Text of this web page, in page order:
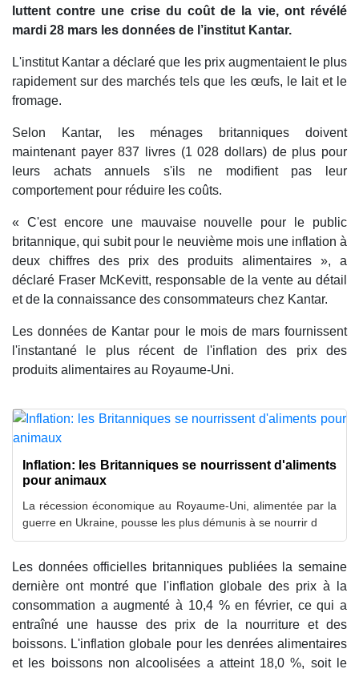
luttent contre une crise du coût de la vie, ont révélé
mardi 28 mars les données de l’institut Kantar.
L'institut Kantar a déclaré que les prix augmentaient le plus
rapidement sur des marchés tels que les œufs, le lait et le
fromage.
Selon Kantar, les ménages britanniques doivent
maintenant payer 837 livres (1 028 dollars) de plus pour
leurs achats annuels s'ils ne modifient pas leur
comportement pour réduire les coûts.
« C'est encore une mauvaise nouvelle pour le public
britannique, qui subit pour le neuvième mois une inflation à
deux chiffres des prix des produits alimentaires », a
déclaré Fraser McKevitt, responsable de la vente au détail
et de la connaissance des consommateurs chez Kantar.
Les données de Kantar pour le mois de mars fournissent
l'instantané le plus récent de l'inflation des prix des
produits alimentaires au Royaume-Uni.
Inflation: les Britanniques se nourrissent d'aliments
pour animaux
La récession économique au Royaume-Uni, alimentée par la
guerre en Ukraine, pousse les plus démunis à se nourrir d
Les données officielles britanniques publiées la semaine
dernière ont montré que l'inflation globale des prix à la
consommation a augmenté à 10,4 % en février, ce qui a
entraîné une hausse des prix de la nourriture et des
boissons. L'inflation globale pour les denrées alimentaires
et les boissons non alcoolisées a atteint 18,0 %, soit le